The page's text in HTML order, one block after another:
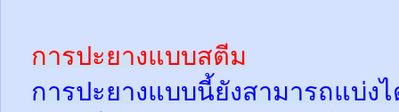
การปะยางแบบสตีม
การปะยางแบบนี้ยังสามารถแบ่ง